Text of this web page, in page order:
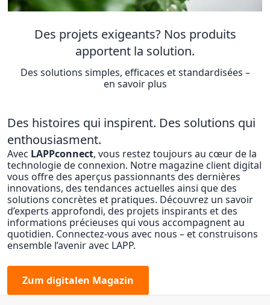
Des projets exigeants? Nos produits
apportent la solution.
Des solutions simples, efficaces et standardisées –
en savoir plus
Des histoires qui inspirent. Des solutions qui
enthousiasment.
Avec LAPPconnect, vous restez toujours au cœur de la
technologie de connexion. Notre magazine client digital
vous offre des aperçus passionnants des dernières
innovations, des tendances actuelles ainsi que des
solutions concrètes et pratiques. Découvrez un savoir
d’experts approfondi, des projets inspirants et des
informations précieuses qui vous accompagnent au
quotidien. Connectez-vous avec nous – et construisons
ensemble l’avenir avec LAPP.
Zum digitalen Magazin